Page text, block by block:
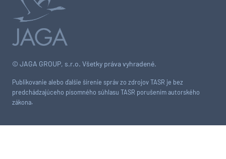
© JAGA GROUP, s.r.o. Všetky práva vyhradené.
Publikovanie alebo ďalšie šírenie správ zo zdrojov TASR je bez
predchádzajúceho písomného súhlasu TASR porušením autorského
zákona.